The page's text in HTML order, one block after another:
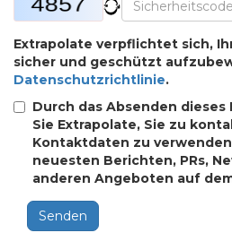
Extrapolate verpflichtet sich,
sicher und geschützt
Datenschutzrichtlinie.
Durch das Absenden
Sie Extrapolate, Sie zu
Kontaktdaten zu
neuesten Berichten, PRs,
anderen Angeboten auf
Senden